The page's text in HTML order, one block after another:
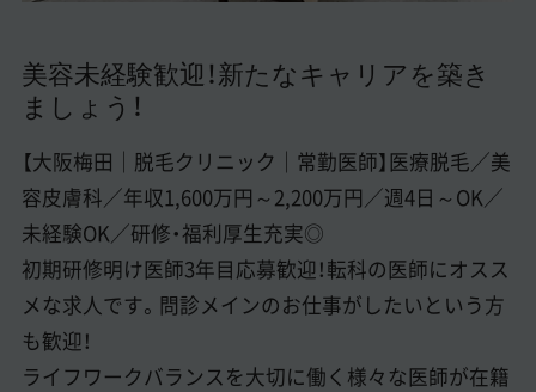
よくあるご質問
医師採用ご担当者様・その他問い合わせ
美容未経験歓迎！新たなキャリアを築き
ましょう！
【大阪梅田｜脱毛クリニック｜常勤医師】医療脱毛／美
容皮膚科／年収1,600万円～2,200万円／週4日～OK／
未経験OK／研修・福利厚生充実◎
初期研修明け医師3年目応募歓迎！転科の医師にオスス
メな求人です。問診メインのお仕事がしたいという方
も歓迎！
ライフワークバランスを大切に働く様々な医師が在籍